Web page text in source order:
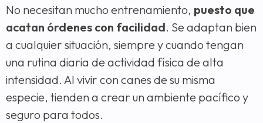
No necesitan mucho entrenamiento, puesto que
acatan órdenes con facilidad. Se adaptan bien
a cualquier situación, siempre y cuando tengan
una rutina diaria de actividad física de alta
intensidad. Al vivir con canes de su misma
especie, tienden a crear un ambiente pacífico y
seguro para todos.